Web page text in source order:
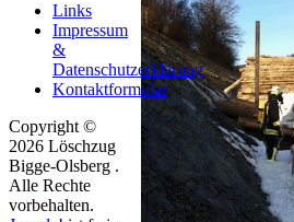
Links
Impressum
&
Datenschutzerklärung
Kontaktformular
Copyright ©
2026 Löschzug
Bigge-Olsberg .
Alle Rechte
vorbehalten.